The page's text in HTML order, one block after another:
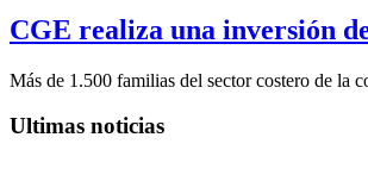
CGE realiza una inversión
Más de 1.500 familias del sector costero de la
Ultimas noticias